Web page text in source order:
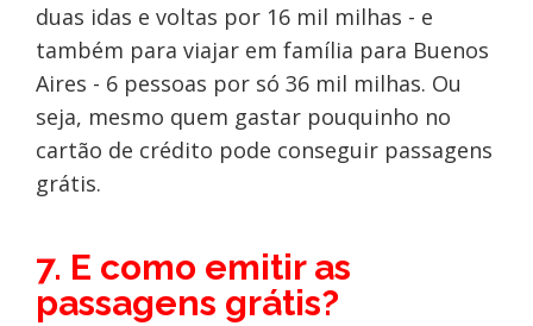
duas idas e voltas por 16 mil milhas - e
também para viajar em família para Buenos
Aires - 6 pessoas por só 36 mil milhas. Ou
seja, mesmo quem gastar pouquinho no
cartão de crédito pode conseguir passagens
grátis.
7. E como emitir as
passagens grátis?